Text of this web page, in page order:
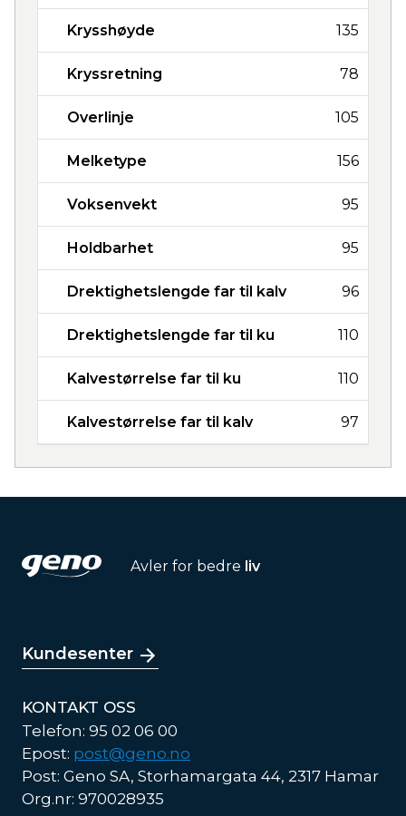
Krysshøyde 135
Kryssretning 78
Overlinje 105
Melketype 156
Voksenvekt 95
Holdbarhet 95
Drektighetslengde far til kalv 96
Drektighetslengde far til ku 110
Kalvestørrelse far til ku 110
Kalvestørrelse far til kalv 97
Avler for bedre liv
Kundesenter
KONTAKT OSS
Telefon: 95 02 06 00
Epost: post@geno.no
Post: Geno SA, Storhamargata 44, 2317 Hamar
Org.nr: 970028935